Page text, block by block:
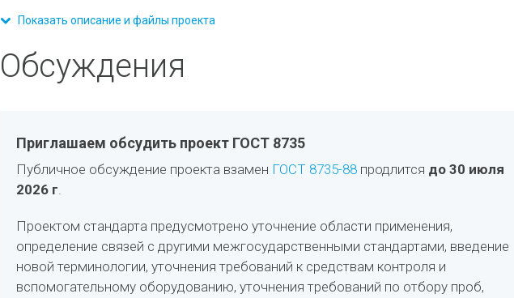
Показать описание и файлы проекта
Обсуждения
Приглашаем обсудить проект ГОСТ 8735
Публичное обсуждение проекта взамен ГОСТ 8735-88продлится до 30 июля
2026 г.
Проектом стандарта предусмотрено уточнение области применения,
определение связей с другими межгосударственными стандартами, введение
новой терминологии, уточнения требований к средствам контроля и
вспомогательному оборудованию, уточнения требований по отбору проб,